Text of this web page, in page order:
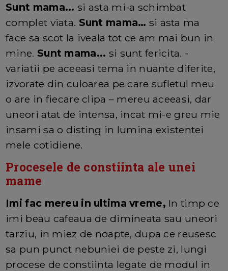
Sunt mama... si asta mi-a schimbat
complet viata. Sunt mama… si asta ma
face sa scot la iveala tot ce am mai bun in
mine. Sunt mama... si sunt fericita. -
variatii pe aceeasi tema in nuante diferite,
izvorate din culoarea pe care sufletul meu
o are in fiecare clipa – mereu aceeasi, dar
uneori atat de intensa, incat mi-e greu mie
insami sa o disting in lumina existentei
mele cotidiene.
Procesele de constiinta ale unei
mame
Imi fac mereu in ultima vreme, In timp ce
imi beau cafeaua de dimineata sau uneori
tarziu, in miez de noapte, dupa ce reusesc
sa pun punct nebuniei de peste zi, lungi
procese de constiinta legate de modul in